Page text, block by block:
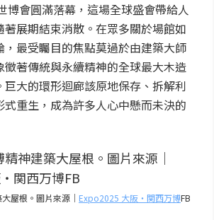
博會圓滿落幕，這場全球盛會帶給人
展期結束消散。在眾多關於場館如
，最受矚目的焦點莫過於由建築大師
徵著傳統與永續精神的全球最大木造
巨大的環形迴廊該原地保存、拆解利
式重生，成為許多人心中懸而未決的
屋根。圖片來源｜ Expo2025 大阪・関西万博FB